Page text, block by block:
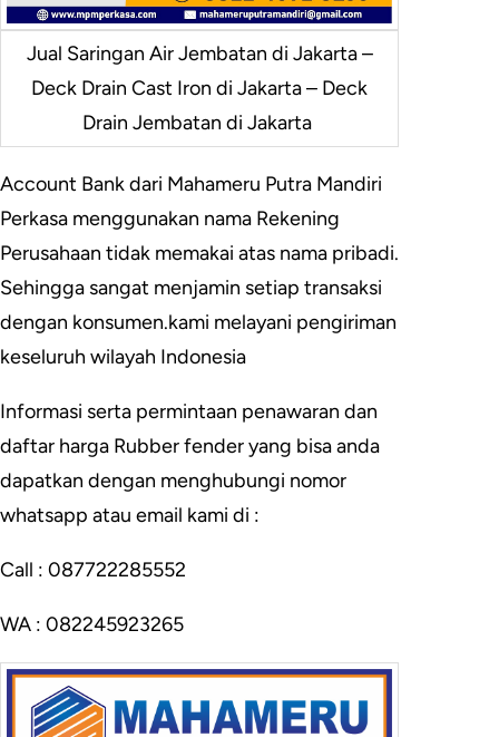
Jual Saringan Air Jembatan di Jakarta –
Deck Drain Cast Iron di Jakarta – Deck
Drain Jembatan di Jakarta
Account Bank dari Mahameru Putra Mandiri
Perkasa menggunakan nama Rekening
Perusahaan tidak memakai atas nama pribadi.
Sehingga sangat menjamin setiap transaksi
dengan konsumen.kami melayani pengiriman
keseluruh wilayah Indonesia
Informasi serta permintaan penawaran dan
daftar harga Rubber fender yang bisa anda
dapatkan dengan menghubungi nomor
whatsapp atau email kami di :
Call : 087722285552
WA : 082245923265